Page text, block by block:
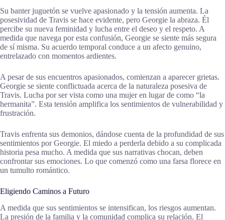
Su banter juguetón se vuelve apasionado y la tensión aumenta. La
posesividad de Travis se hace evidente, pero Georgie la abraza. Él
percibe su nueva feminidad y lucha entre el deseo y el respeto. A
medida que navega por esta confusión, Georgie se siente más segura
de sí misma. Su acuerdo temporal conduce a un afecto genuino,
entrelazado con momentos ardientes.
A pesar de sus encuentros apasionados, comienzan a aparecer grietas.
Georgie se siente conflictuada acerca de la naturaleza posesiva de
Travis. Lucha por ser vista como una mujer en lugar de como “la
hermanita”. Esta tensión amplifica los sentimientos de vulnerabilidad y
frustración.
Travis enfrenta sus demonios, dándose cuenta de la profundidad de sus
sentimientos por Georgie. El miedo a perderla debido a su complicada
historia pesa mucho. A medida que sus narrativas chocan, deben
confrontar sus emociones. Lo que comenzó como una farsa florece en
un tumulto romántico.
Eligiendo Caminos a Futuro
A medida que sus sentimientos se intensifican, los riesgos aumentan.
La presión de la familia y la comunidad complica su relación. El